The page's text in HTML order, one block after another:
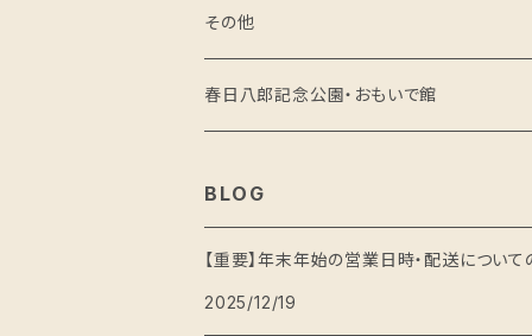
醸造品
味噌
その他の発酵食品
麺
乾燥食品
その他
春日八郎記念公園・おもいで館
BLOG
【重要】年末年始の営業日時・配送について
2025/12/19